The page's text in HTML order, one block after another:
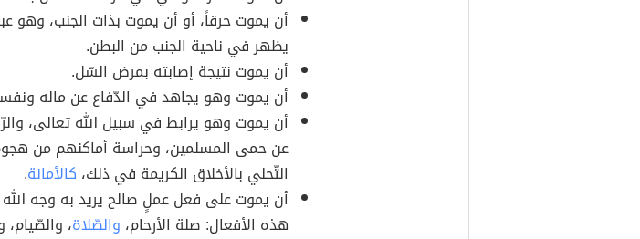
أن يموت حرقاً، أو أن يموت بذات الجنب، وهو
يظهر في ناحية الجنب من البطن.
أن يموت نتيجة إصابته بمرض السّل.
أن يموت وهو يجاهد في الدّفاع عن ماله
أن يموت وهو يرابط في سبيل الله تعالى،
عن حمى المسلمين، وحراسة أماكنهم من
التّحلي بالأخلاق الكريمة في ذلك، كالأمانة.
أن يموت على فعل عملٍ صالح يريد به وجه
هذه الأفعال: صلة الأرحام، والصّلاة، والصّيام،